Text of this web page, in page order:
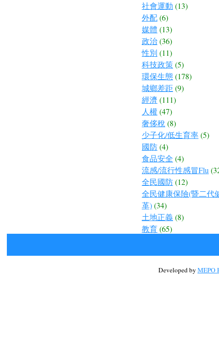
社會運動 (13)
外配(6)
媒體 (13)
政治(36)
性別 (11)
科技政策(5)
環保生態(178)
城鄉差距 (9)
經濟 (111)
人權(47)
奢侈稅 (8)
少子化/低生育率(5)
國防(4)
食品安全 (4)
流感/流行性感冒Flu
全民國防(12)
全民健康保險(暨二代
革)(34)
土地正義(8)
教育(65)
Developed by MEPO